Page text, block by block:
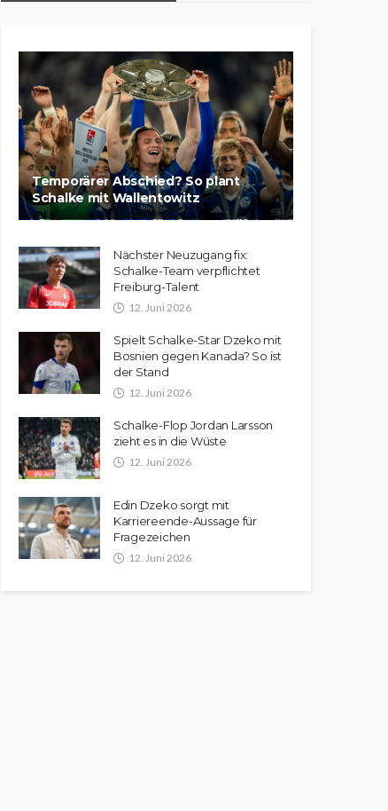
Temporärer Abschied? So plant
Schalke mit Wallentowitz
Nächster Neuzugang fix:
Schalke-Team verpflichtet
Freiburg-Talent
12. Juni 2026
Spielt Schalke-Star Dzeko mit
Bosnien gegen Kanada? So ist
der Stand
12. Juni 2026
Schalke-Flop Jordan Larsson
zieht es in die Wüste
12. Juni 2026
Edin Dzeko sorgt mit
Karriereende-Aussage für
Fragezeichen
12. Juni 2026